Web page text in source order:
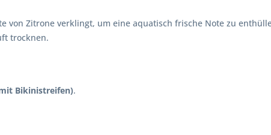
von Zitrone verklingt, um eine aquatisch frische Note zu
trocknen.
Bikinistreifen).